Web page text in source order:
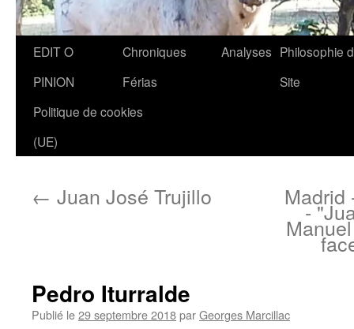
Aller
contenu
EDIT O
PINION
Chroniques
Férias
Analyses Philosophie
Site
Politique de cookies
(UE)
← Juan José Trujillo Madrid
-
Pedro Iturralde
Publié le29 septembre 2018parGeorges Marcillac